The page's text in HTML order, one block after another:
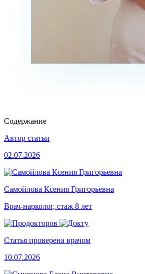
Содержание
Автор статьи
02.07.2026
Самойлова Ксения Григорьевна
Врач-нарколог, стаж 8 лет
Статья проверена врачом
10.07.2026